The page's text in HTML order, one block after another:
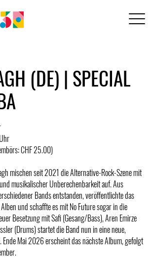
(DE) | SPECIAL
CHF 25.00)
mischen seit 2021 die Alternative-Rock-Szene mit
musikalischer Unberechenbarkeit auf. Aus
Bands entstanden, veröffentlichte das
und schaffte es mit No Future sogar in die
Besetzung mit Safi (Gesang/Bass), Aren Emirze
(Drums) startet die Band nun in eine neue,
Ende Mai 2026 erscheint das nächste Album, gefolgt